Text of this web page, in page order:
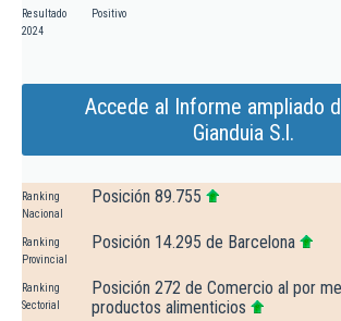
Resultado
2024
Positivo
Accede al Informe ampliado
Gianduia S.l.
Ranking
Nacional
Posición 89.755
Ranking
Provincial
Posición 14.295 de Barcelona
Ranking
Sectorial
Posición 272 de Comercio al por
productos alimenticios